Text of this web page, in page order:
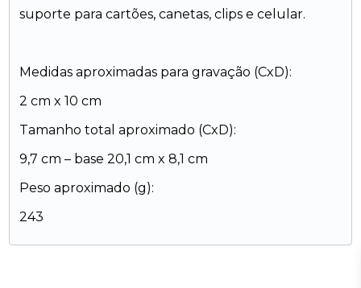
suporte para cartões, canetas, clips e celular.
Medidas aproximadas para gravação (CxD):
2 cm x 10 cm
Tamanho total aproximado (CxD):
9,7 cm – base 20,1 cm x 8,1 cm
Peso aproximado (g):
243